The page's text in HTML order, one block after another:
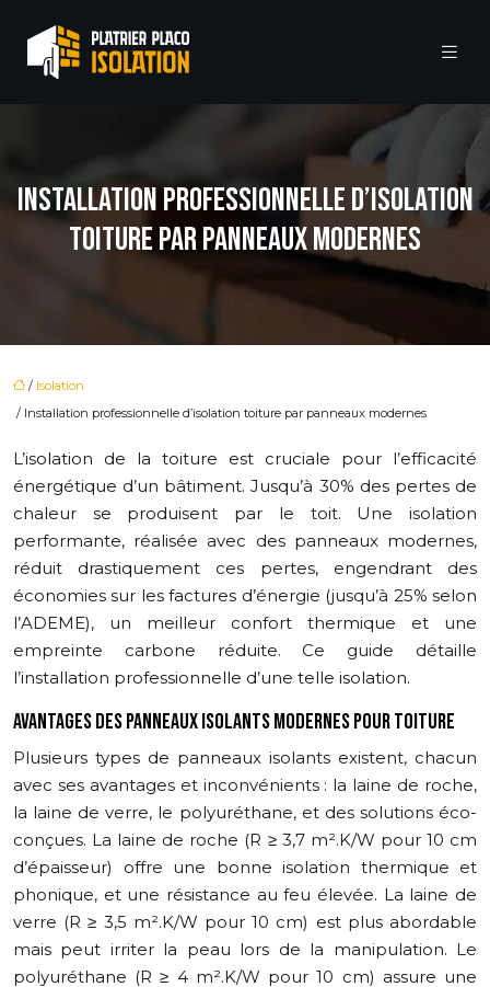
INSTALLATION PROFESSIONNELLE D’ISOLATION
TOITURE PAR PANNEAUX MODERNES
/ Isolation
/ Installation professionnelle d’isolation toiture par panneaux modernes
L’isolation de la toiture est cruciale pour l’efficacité
énergétique d’un bâtiment. Jusqu’à 30% des pertes de
chaleur se produisent par le toit. Une isolation
performante, réalisée avec des panneaux modernes,
réduit drastiquement ces pertes, engendrant des
économies sur les factures d’énergie (jusqu’à 25% selon
l’ADEME), un meilleur confort thermique et une
empreinte carbone réduite. Ce guide détaille
l’installation professionnelle d’une telle isolation.
AVANTAGES DES PANNEAUX ISOLANTS MODERNES POUR TOITURE
Plusieurs types de panneaux isolants existent, chacun
avec ses avantages et inconvénients : la laine de roche,
la laine de verre, le polyuréthane, et des solutions éco-
conçues. La laine de roche (R ≥ 3,7 m².K/W pour 10 cm
d’épaisseur) offre une bonne isolation thermique et
phonique, et une résistance au feu élevée. La laine de
verre (R ≥ 3,5 m².K/W pour 10 cm) est plus abordable
mais peut irriter la peau lors de la manipulation. Le
polyuréthane (R ≥ 4 m².K/W pour 10 cm) assure une